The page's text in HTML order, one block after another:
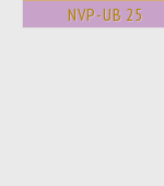
NVP-UB 25